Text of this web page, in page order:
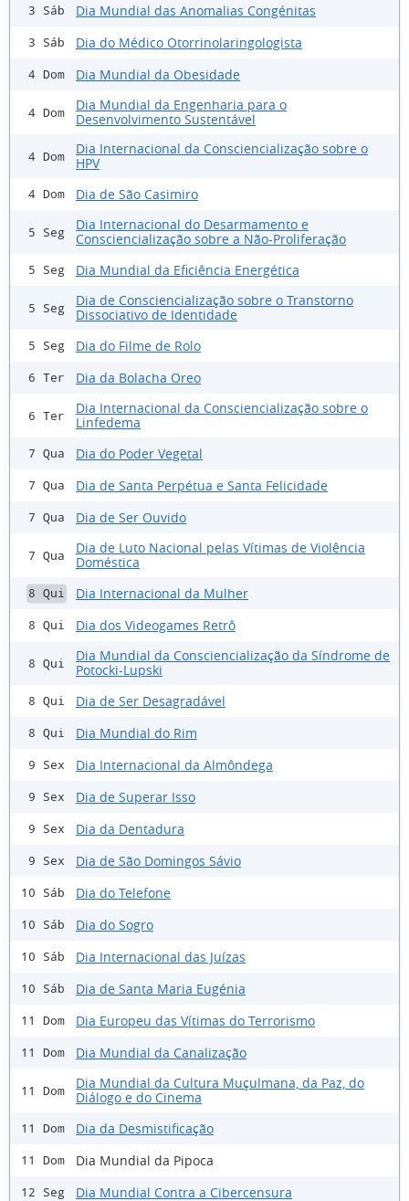
3 Sáb Dia Mundial das Anomalias Congénitas
3 Sáb Dia do Médico Otorrinolaringologista
4 Dom Dia Mundial da Obesidade
4 Dom
Dia Mundial da Engenharia para o
Desenvolvimento Sustentável
4 Dom
Dia Internacional da Consciencialização sobre o
HPV
4 Dom Dia de São Casimiro
5 Seg
Dia Internacional do Desarmamento e
Consciencialização sobre a Não-Proliferação
5 Seg Dia Mundial da Eficiência Energética
5 Seg
Dia de Consciencialização sobre o Transtorno
Dissociativo de Identidade
5 Seg Dia do Filme de Rolo
6 Ter Dia da Bolacha Oreo
6 Ter
Dia Internacional da Consciencialização sobre o
Linfedema
7 Qua Dia do Poder Vegetal
7 Qua Dia de Santa Perpétua e Santa Felicidade
7 Qua Dia de Ser Ouvido
7 Qua
Dia de Luto Nacional pelas Vítimas de Violência
Doméstica
8 Qui Dia Internacional da Mulher
8 Qui Dia dos Videogames Retrô
8 Qui
Dia Mundial da Consciencialização da Síndrome de
Potocki-Lupski
8 Qui Dia de Ser Desagradável
8 Qui Dia Mundial do Rim
9 Sex Dia Internacional da Almôndega
9 Sex Dia de Superar Isso
9 Sex Dia da Dentadura
9 Sex Dia de São Domingos Sávio
10 Sáb Dia do Telefone
10 Sáb Dia do Sogro
10 Sáb Dia Internacional das Juízas
10 Sáb Dia de Santa Maria Eugénia
11 Dom Dia Europeu das Vítimas do Terrorismo
11 Dom Dia Mundial da Canalização
11 Dom
Dia Mundial da Cultura Muçulmana, da Paz, do
Diálogo e do Cinema
11 Dom Dia da Desmistificação
11 Dom Dia Mundial da Pipoca
12 Seg Dia Mundial Contra a Cibercensura